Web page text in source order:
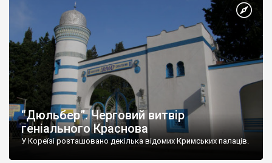
“Дюльбер”. Черговий витвір
геніального Краснова
У Кореїзі розташовано декілька відомих Кримських палаців.